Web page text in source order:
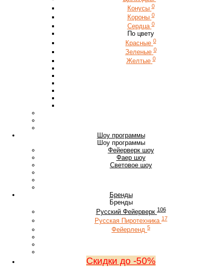
Конусы 0
Короны 0
Сердца 0
По цвету
Красные 0
Зеленые 0
Желтые 0
Шоу программы
Шоу программы
Фейерверк шоу
Фаер шоу
Световое шоу
Бренды
Бренды
Русский Фейерверк 106
Русская Пиротехника 17
Фейерленд 5
Скидки до -50%